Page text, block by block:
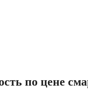
по цене